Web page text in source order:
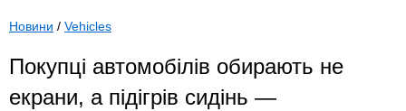
Новини / Vehicles
Покупці автомобілів обирають не
екрани, а підігрів сидінь —